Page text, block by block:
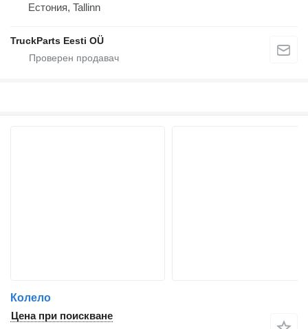
Естония, Tallinn
TruckParts Eesti OÜ
Колело
Цена при поискване